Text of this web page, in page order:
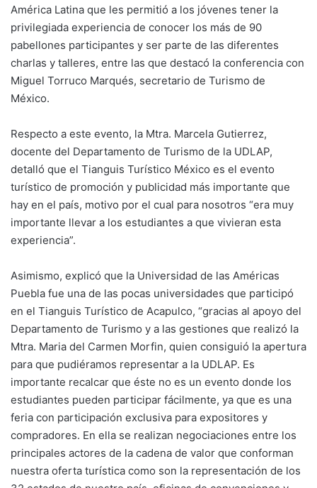
América Latina que les permitió a los jóvenes tener la
privilegiada experiencia de conocer los más de 90
pabellones participantes y ser parte de las diferentes
charlas y talleres, entre las que destacó la conferencia con
Miguel Torruco Marqués, secretario de Turismo de
México.
Respecto a este evento, la Mtra. Marcela Gutierrez,
docente del Departamento de Turismo de la UDLAP,
detalló que el Tianguis Turístico México es el evento
turístico de promoción y publicidad más importante que
hay en el país, motivo por el cual para nosotros “era muy
importante llevar a los estudiantes a que vivieran esta
experiencia”.
Asimismo, explicó que la Universidad de las Américas
Puebla fue una de las pocas universidades que participó
en el Tianguis Turístico de Acapulco, “gracias al apoyo del
Departamento de Turismo y a las gestiones que realizó la
Mtra. Maria del Carmen Morfin, quien consiguió la apertura
para que pudiéramos representar a la UDLAP. Es
importante recalcar que éste no es un evento donde los
estudiantes pueden participar fácilmente, ya que es una
feria con participación exclusiva para expositores y
compradores. En ella se realizan negociaciones entre los
principales actores de la cadena de valor que conforman
nuestra oferta turística como son la representación de los